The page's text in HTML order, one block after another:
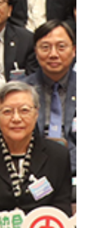
隊，參加
賽及
三項
路
是
賽2025」
技作品競
賽」
及
作品
大賽」
，而
展
包括：
2025」
、
2025」
及
」
代表隊
奪得
創下多項
錄
中躋身全國